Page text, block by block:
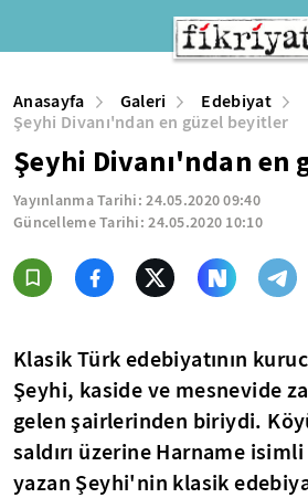
Anasayfa Galeri
Edebiyat
Şeyhi Divanı'ndan en güzel beyitler
Şeyhi Divanı'ndan
Yayınlanma Tarihi:24.05.2020 09:40
Güncelleme Tarihi:24.05.2020 10:10
Klasik Türk edebiyatının
Şeyhi, kaside ve mesnevide
gelen şairlerinden biriydi.
saldırı üzerine Harname
yazan Şeyhi'nin klasik